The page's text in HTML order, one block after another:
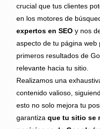
crucial que tus clientes
en los motores de
expertos en SEO y nos
aspecto de tu página
primeros resultados de
relevante hacia tu sitio.
Realizamos una
contenido valioso,
esto no solo mejora tu
garantiza que tu sitio se